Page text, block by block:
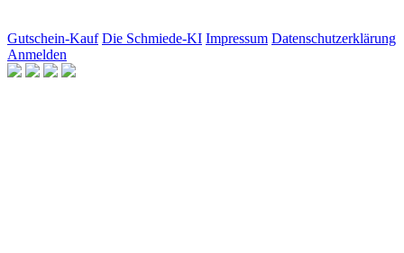
Gutschein-Kauf Die Schmiede-KI Impressum Datenschutzerklärung
Anmelden